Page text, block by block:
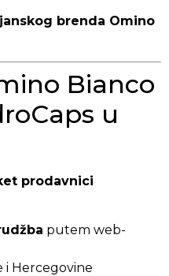
brenda Omino
Bianco
u
prodavnici
putem web-
i Hercegovine